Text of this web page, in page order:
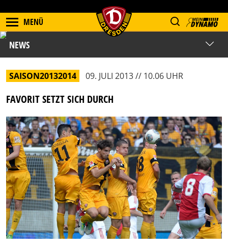
MENÜ
NEWS
SAISON20132014 09. JULI 2013 // 10.06 UHR
FAVORIT SETZT SICH DURCH